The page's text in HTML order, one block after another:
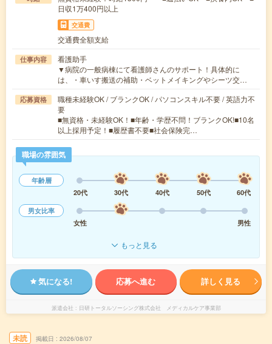
日収1万400円以上
交通費
交通費全額支給
仕事内容
看護助手
▼病院の一般病棟にて看護師さんのサポート！具体的に
は、・車いす搬送の補助・ベットメイキングやシーツ交…
応募資格
職種未経験OK / ブランクOK / パソコンスキル不要 / 英語力不
要
■無資格・未経験OK！■年齢・学歴不問！ブランクOK!■10名
以上採用予定！■履歴書不要■社会保険完…
職場の雰囲気
年齢層
20代
30代 40代 50代
60代
男女比率
女性
男性
もっと見る
気になる! 応募へ進む 詳しく見る
派遣会社 日研トータルソーシング株式会社 メディカルケア事業部
未読 掲載日 2026/08/07